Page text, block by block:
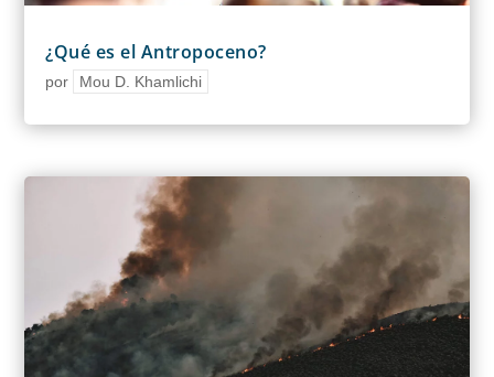
¿Qué es el Antropoceno?
por Mou D. Khamlichi